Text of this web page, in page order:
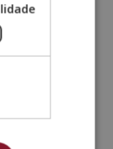
os mais
deve-se
é melhor
indicam
de acordo
seja, para